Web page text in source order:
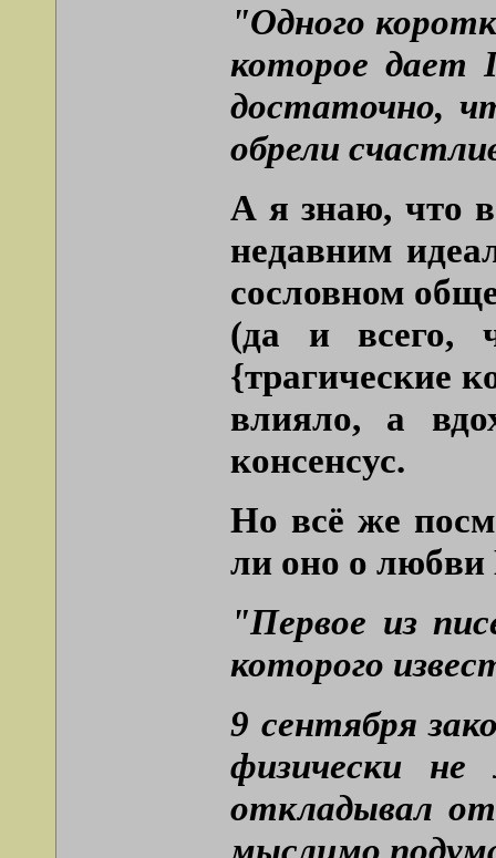
"Одного
которое дает
достаточно,
обрели
А я знаю, что
недавним
сословном
(да и всего,
{трагические
влияло, а
консенсус.
Но всё же
ли оно о
"Первое из
которого
9 сентября
физически
откладывал